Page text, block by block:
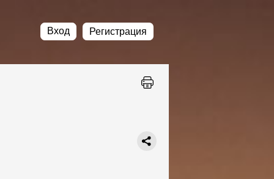
Вход Регистрация